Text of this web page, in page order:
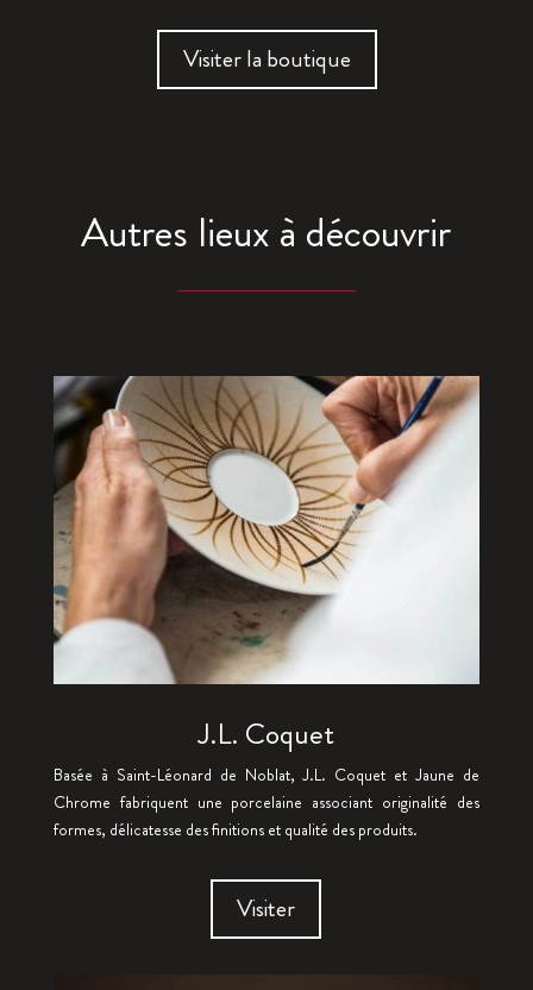
Visiter la boutique
Autres lieux à découvrir
J.L. Coquet
Basée à Saint-Léonard de Noblat, J.L. Coquet et Jaune de
Chrome fabriquent une porcelaine associant originalité des
formes, délicatesse des finitions et qualité des produits.
Visiter